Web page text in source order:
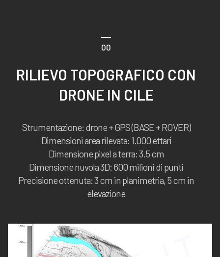
00
RILIEVO TOPOGRAFICO CON
DRONE IN CILE
Strumentazione: drone + GPS (BASE + ROVER)
Dimensioni area rilevata: 1.000 ettari
Dimensione pixel a terra: 3.5 cm
Dimensione nuvola 3D: 600 milioni di punti
Precisione ottenuta: 3 cm in planimetria, 5 cm in
elevazione